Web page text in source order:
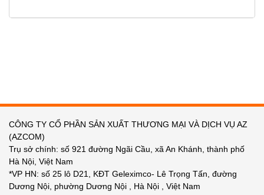
CÔNG TY CỔ PHẦN SẢN XUẤT THƯƠNG MẠI VÀ DỊCH VỤ AZ
(AZCOM)
Trụ sở chính: số 921 đường Ngãi Cầu, xã An Khánh, thành phố
Hà Nội, Việt Nam
*VP HN: số 25 lô D21, KĐT Geleximco- Lê Trọng Tấn, đường
Dương Nội, phường Dương Nội , Hà Nội , Việt Nam